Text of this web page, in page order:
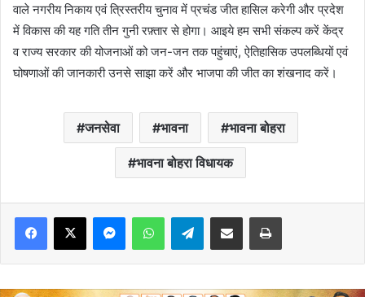
वाले नगरीय निकाय एवं त्रिस्तरीय चुनाव में प्रचंड जीत हासिल करेगी और प्रदेश
में विकास की यह गति तीन गुनी रफ़्तार से होगा। आइये हम सभी संकल्प करें केंद्र
व राज्य सरकार की योजनाओं को जन-जन तक पहुंचाएं, ऐतिहासिक उपलब्धियों एवं
घोषणाओं की जानकारी उनसे साझा करें और भाजपा की जीत का शंखनाद करें।
जनसेवा भावना भावना बोहरा
भावना बोहरा विधायक
Telegram